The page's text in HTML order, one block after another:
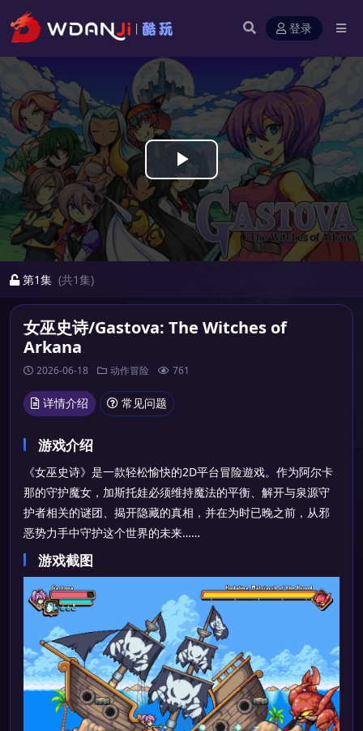
登录
Play
Video
第1集 (共1集)
女巫史诗/Gastova: The Witches of
Arkana
2026-06-18 动作冒险 761
详情介绍 常见问题
游戏介绍
《女巫史诗》是一款轻松愉快的2D平台冒险遊戏。作为阿尔卡
那的守护魔女，加斯托娃必须维持魔法的平衡、解开与泉源守
护者相关的谜团、揭开隐藏的真相，并在为时已晚之前，从邪
恶势力手中守护这个世界的未来……
游戏截图